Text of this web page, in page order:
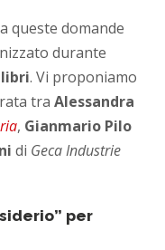
queste domande
durante
libri. Vi proponiamo
traAlessandra
, Gianmario Pilo
di Geca Industrie
per